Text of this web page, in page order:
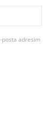
posta adresim